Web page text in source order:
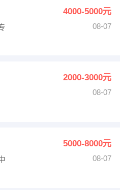
法律
4000-5000元
08-07
2000-3000元
08-07
5000-8000元
08-07